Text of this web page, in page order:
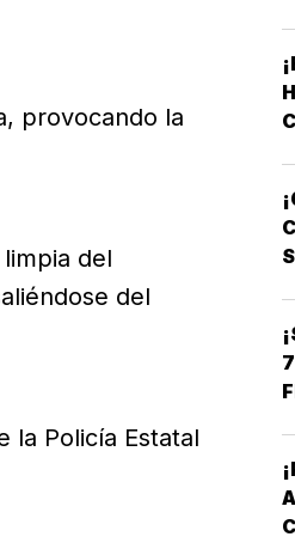
provocando la
del
del
la Policía Estatal